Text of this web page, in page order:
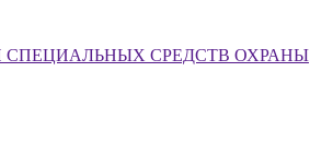
СРЕДСТВ ОХРАНЫ